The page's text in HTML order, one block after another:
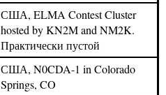
США, ELMA Contest Cluster
hosted by KN2M and NM2K.
Практически пустой
США, N0CDA-1 in Colorado
Springs, CO